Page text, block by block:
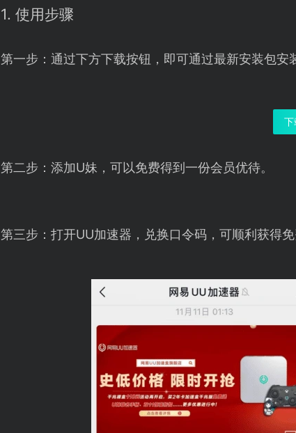
1. 使用步骤
第一步：通过下方下载按钮，即可通过最新安装包安
下
第二步：添加U妹，可以免费得到一份会员优待。
第三步：打开UU加速器，兑换口令码，可顺利获得免